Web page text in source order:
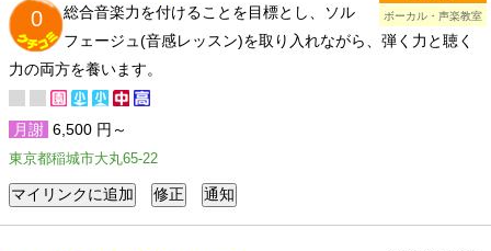
ボーカル・声楽教室
0
総合音楽力を付けることを目標とし、ソル
フェージュ(音感レッスン)を取り入れながら、弾く力と聴く
力の両方を養います。
月謝 6,500 円～
東京都稲城市大丸65-22